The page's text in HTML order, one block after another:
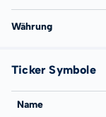
Währung
Ticker Symbole
Name